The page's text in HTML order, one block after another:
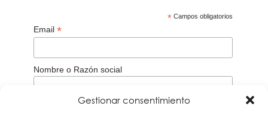
Gestionar consentimiento
* Campos obligatorios
Email *
Nombre o Razón social